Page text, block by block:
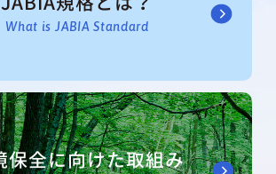
What is JABIA Standard
保全に向けた取組み